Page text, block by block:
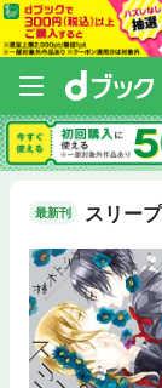
最新刊 スリー